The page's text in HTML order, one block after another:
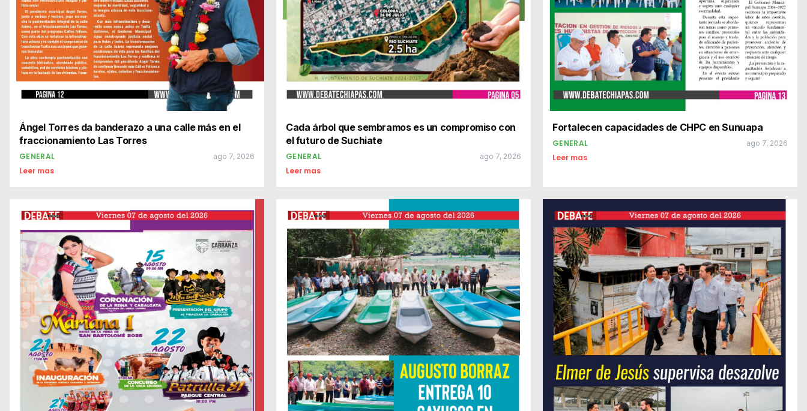
Ángel Torres da banderazo a una calle más en el
fraccionamiento Las Torres
GENERAL ago 7, 2026
Leer mas
Cada árbol que sembramos es un compromiso con
el futuro de Suchiate
GENERAL ago 7, 2026
Leer mas
Fortalecen capacidades de CHPC en Sunuapa
GENERAL ago 7, 2026
Leer mas